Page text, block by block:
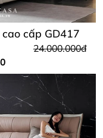
cấp GD417
24.000.000đ